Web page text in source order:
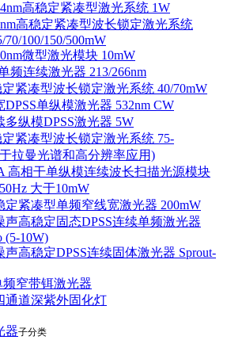
高稳定紧凑型激光系统 1W
高稳定紧凑型波长锁定激光系统
70/100/150/500mW
微型激光模块 10mW
频连续激光器 213/266nm
定紧凑型波长锁定激光系统 40/70mW
单纵模激光器 532nm CW
多纵模DPSS激光器 5W
定紧凑型波长锁定激光系统 75-
拉曼光谱和高分辨率应用)
高相干单纵模连续波长扫描光源模块
大于10mW
定紧凑型单频窄线宽激光器 200mW
声高稳定固态DPSS连续单频激光器
(5-10W)
声高稳定DPSS连续固体激光器 Sprout-
频窄带铒激光器
通道深紫外固化灯
器子分类